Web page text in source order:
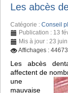
Les abcès
Catégorie : Conseil
Publication : 13
Mis à jour : 23
Affichages : 44673
Les abcès
affectent de
une
mauvaise